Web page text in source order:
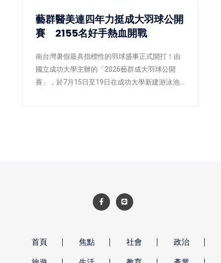
藝群醫美連四年力挺成大羽球公開
賽 2155名好手熱血開戰
南台灣暑假最具指標性的羽球盛事正式開打！由
國立成功大學主辦的「2026藝群成大羽球公開
賽」，於7月15日至19日在成功大學新建游泳池
首頁 焦點 社會 政治